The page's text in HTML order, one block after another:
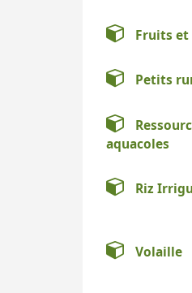
Fruits et
Petits
aquacoles
Riz
Volaille